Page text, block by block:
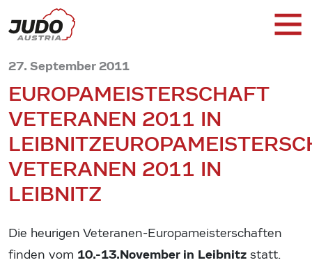
27. September 2011
EUROPAMEISTERSCHAFT
VETERANEN 2011 IN
LEIBNITZ
VETERANEN 2011 IN
LEIBNITZ
Die heurigen Veteranen-Europameisterschaften
finden vom 10.-13.November in Leibnitz statt.